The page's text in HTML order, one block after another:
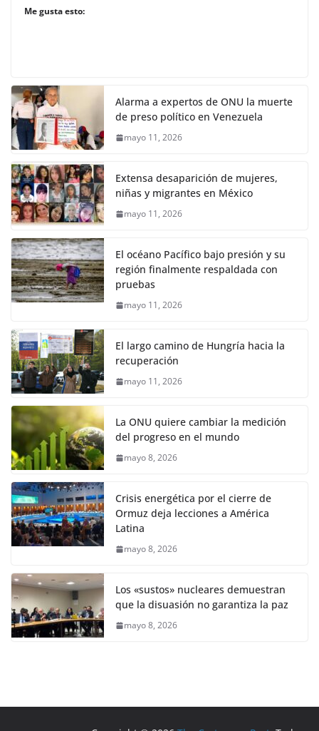
Me gusta esto:
Alarma a expertos de ONU la muerte
de preso político en Venezuela
mayo 11, 2026
Extensa desaparición de mujeres,
niñas y migrantes en México
mayo 11, 2026
El océano Pacífico bajo presión y su
región finalmente respaldada con
pruebas
mayo 11, 2026
El largo camino de Hungría hacia la
recuperación
mayo 11, 2026
La ONU quiere cambiar la medición
del progreso en el mundo
mayo 8, 2026
Crisis energética por el cierre de
Ormuz deja lecciones a América
Latina
mayo 8, 2026
Los «sustos» nucleares demuestran
que la disuasión no garantiza la paz
mayo 8, 2026